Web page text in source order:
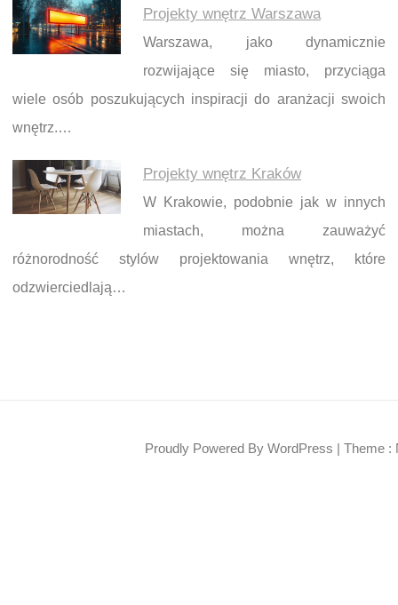
Projekty wnętrz Warszawa
Warszawa, jako dynamicznie
rozwijające się miasto, przyciąga
wiele osób poszukujących inspiracji do aranżacji swoich
wnętrz.…
Projekty wnętrz Kraków
W Krakowie, podobnie jak w innych
miastach, można zauważyć
różnorodność stylów projektowania wnętrz, które
odzwierciedlają…
Proudly Powered By WordPress | Theme :